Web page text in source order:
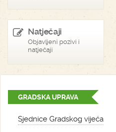
Natječaji
Objavljeni pozivi i
natječaji
GRADSKA UPRAVA
Sjednice Gradskog vijeća